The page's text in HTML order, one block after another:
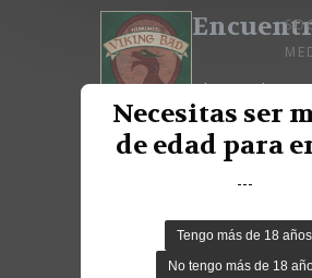
Viking Bad
S.L.
nº2, 28864,
Ajalvir -
Necesitas ser
de edad para
---